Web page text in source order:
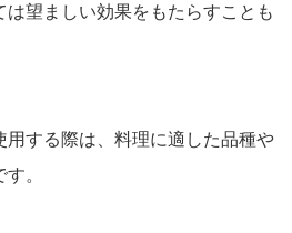
望ましい効果をもたらすことも
用する際は、料理に適した品種や
。